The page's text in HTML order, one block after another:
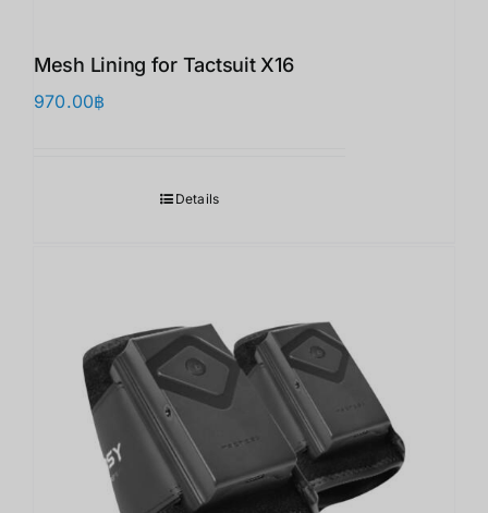
Mesh Lining for Tactsuit X16
970.00฿
Details